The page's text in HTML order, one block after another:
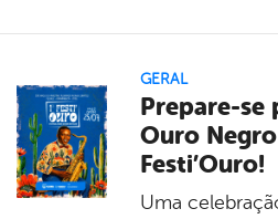
GERAL
Prepare-se
Ouro
Festi’Ouro!
Uma